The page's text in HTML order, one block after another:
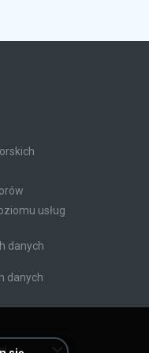
usług
danych
danych